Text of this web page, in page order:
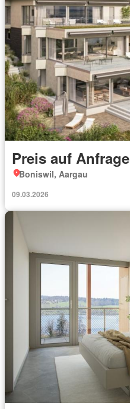
Preis auf Anfrage
Boniswil, Aargau
09.03.2026